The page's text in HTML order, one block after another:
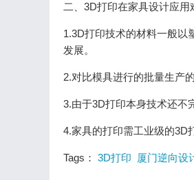
二、3D打印在家具设计应用
1.3D打印技术的材料一般以
发展。
2.对比模具进行的批量生产
3.由于3D打印本身技术还不
4.家具的打印需工业级的3D
Tags： 3D打印 厦门逆向设